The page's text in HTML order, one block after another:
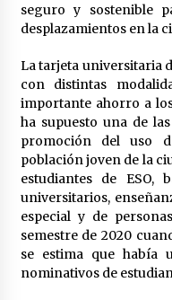
seguro y sostenible
desplazamientos en la
La tarjeta universitaria
con distintas
importante ahorro a
ha supuesto una de
promoción del uso
población joven de la
estudiantes de ESO,
universitarios,
especial y de
semestre de 2020
se estima que había
nominativos de